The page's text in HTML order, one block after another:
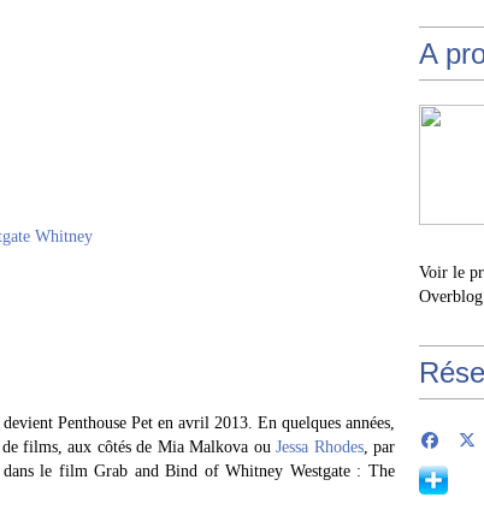
Penthouse Pet en avril 2013. En quelques années,
de films, aux côtés de Mia Malkova ouJessa Rhodes, par
le film Grab and Bind of Whitney Westgate : The
A
Voir le
Overblog